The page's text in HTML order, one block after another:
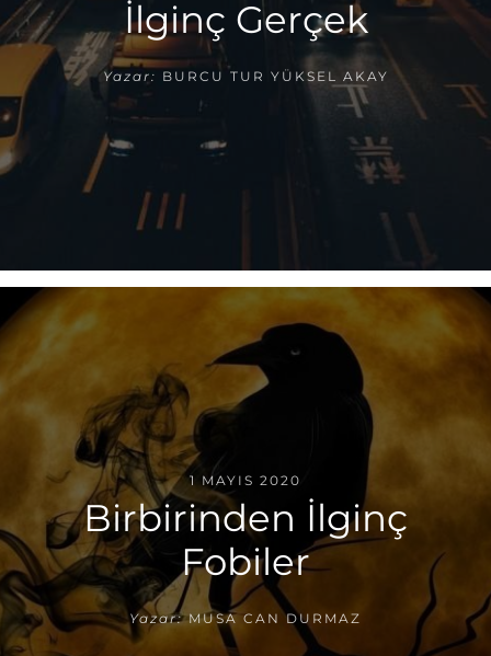
İlginç Gerçek
Yazar: BURCU TUR YÜKSEL AKAY
1 MAYIS 2020
Birbirinden İlginç
Fobiler
Yazar: MUSA CAN DURMAZ